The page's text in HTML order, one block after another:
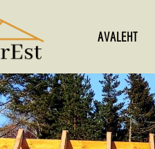
AVALEHT